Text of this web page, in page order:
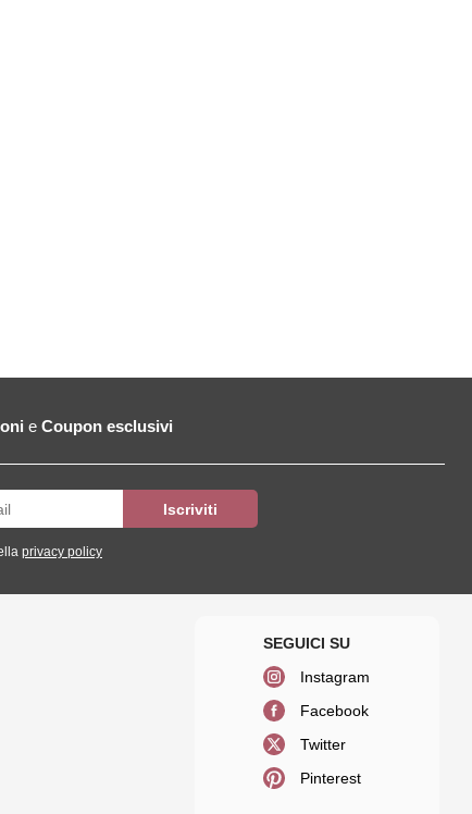
e Coupon esclusivi
privacy policy
Instagram
Facebook
Twitter
Pinterest